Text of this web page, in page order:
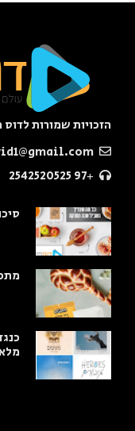
הזכויות שמורות לדוס
+97 2542520525